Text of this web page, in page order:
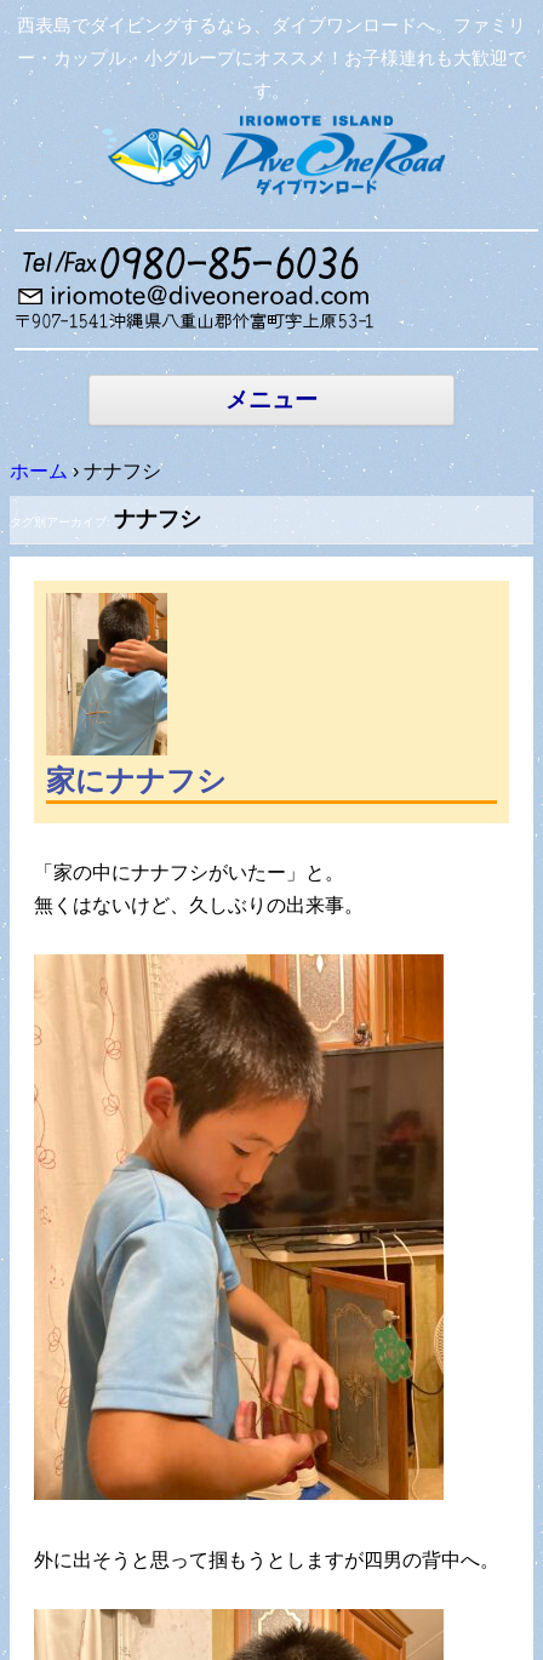
西表島でダイビングするなら、ダイブワンロードへ。ファミリ
ー・カップル・小グループにオススメ！お子様連れも大歓迎で
す。
メニュー
コンテン
ホーム › ナナフシ
タグ別アーカイブ: ナナフシ
家にナナフシ
「家の中にナナフシがいたー」と。
無くはないけど、久しぶりの出来事。
外に出そうと思って掴もうとしますが四男の背中へ。